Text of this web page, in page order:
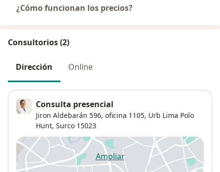
¿Cómo funcionan los precios?
Consultorios (2)
Dirección Online
Consulta presencial
Jiron Aldebarán 596, oficina 1105, Urb Lima Polo
Hunt, Surco 15023
Ampliarse abre en una nueva